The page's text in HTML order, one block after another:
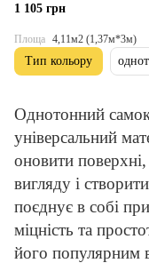
(D) SW-00001412
1 105 грн
Площа 4,11м2 (1,37м*3м)
Однотонний
універсальний
оновити
вигляду і
поєднує в собі
міцність та
його популярним
Тип кольору